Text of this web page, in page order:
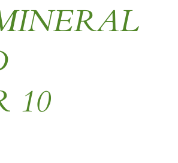
10